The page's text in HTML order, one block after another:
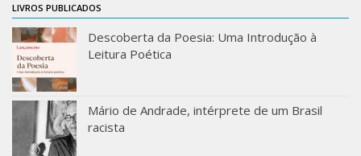
Matrícula
Auxílio Financeiro
Exame de Qualificação
Depósito da Dissertação
Dissertação Corrigida
Orientadores / Credenciamentos
LIVROS PUBLICADOS
Descoberta da Poesia: Uma Introdução à
Leitura Poética
Mário de Andrade, intérprete de um Brasil
racista